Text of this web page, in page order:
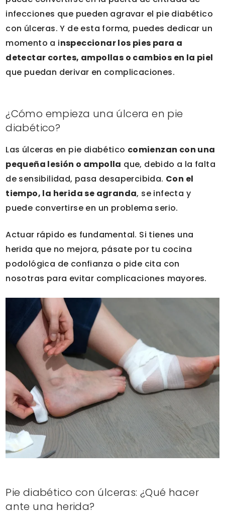
infecciones que pueden agravar el pie diabético
con úlceras. Y de esta forma, puedes dedicar un
momento a inspeccionar los pies para a
detectar cortes, ampollas o cambios en la piel
que puedan derivar en complicaciones.
¿Cómo empieza una úlcera en pie
diabético?
Las úlceras en pie diabético comienzan con una
pequeña lesión o ampolla que, debido a la falta
de sensibilidad, pasa desapercibida. Con el
tiempo, la herida se agranda, se infecta y
puede convertirse en un problema serio.
Actuar rápido es fundamental. Si tienes una
herida que no mejora, pásate por tu cocina
podológica de confianza o pide cita con
nosotras para evitar complicaciones mayores.
Pie diabético con úlceras: ¿Qué hacer
ante una herida?